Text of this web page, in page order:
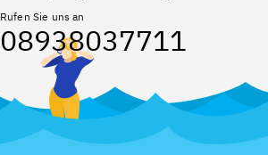
Rufen Sie uns an
08938037711